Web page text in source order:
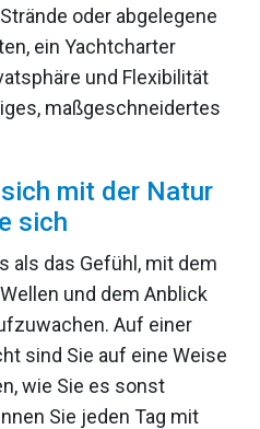
oder abgelegene
ein Yachtcharter
und Flexibilität
maßgeschneidertes
mit der Natur
sich
als das Gefühl, mit dem
und dem Anblick
Auf einer
sind Sie auf eine Weise
wie Sie es sonst
Sie jeden Tag mit